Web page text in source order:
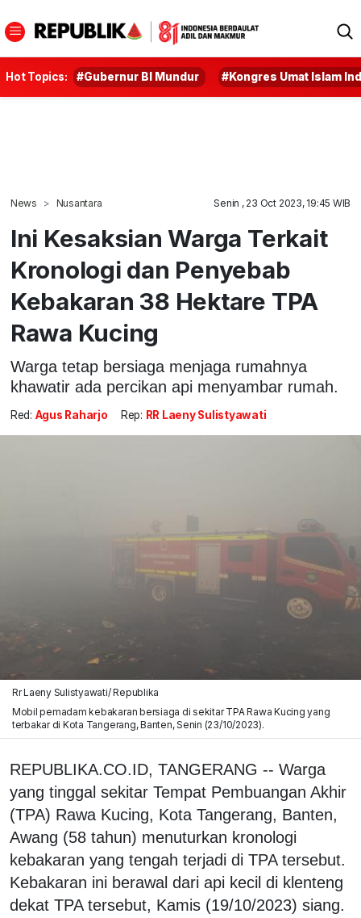
Hot Topics: #Gubernur BI Mundur #Kongres Umat Islam
News Nusantara Senin , 23 Oct 2023, 19:45 WIB
Ini Kesaksian Warga Terkait
Kronologi dan Penyebab
Kebakaran 38 Hektare TPA
Rawa Kucing
Warga tetap bersiaga menjaga rumahnya
khawatir ada percikan api menyambar rumah.
Red: Agus Raharjo Rep: RR Laeny Sulistyawati
Rr Laeny Sulistyawati/ Republika
Mobil pemadam kebakaran bersiaga di sekitar TPA Rawa Kucing yang
terbakar di Kota Tangerang, Banten, Senin (23/10/2023).
REPUBLIKA.CO.ID, TANGERANG -- Warga
yang tinggal sekitar Tempat Pembuangan Akhir
(TPA) Rawa Kucing, Kota Tangerang, Banten,
Awang (58 tahun) menuturkan kronologi
kebakaran yang tengah terjadi di TPA tersebut.
Kebakaran ini berawal dari api kecil di klenteng
dekat TPA tersebut, Kamis (19/10/2023) siang.